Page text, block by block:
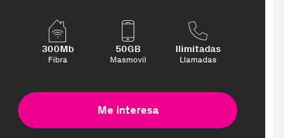
con los mejores precios. Gracias a nuestros vendedores
300Mb
Fibra
50GB
Masmovil
Ilimitadas
Llamadas
Me interesa